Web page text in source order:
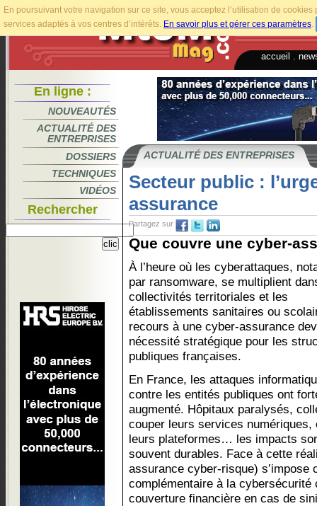
En poursuivant votre navigation sur ce site, vous acceptez l’utilisation de
services adaptés à vos centres d’intérêts. En savoir plus et gérer ces paramètres.
accueil
En ligne :
NOUVEAUTÉS
ACTUALITÉ DES
ENTREPRISES
DOSSIERS
TECHNIQUES
VIDÉOS
Rechercher
ACTUALITÉ DES ENTREPRISES
Secteur public :
assurance
Partagez sur
Que couvre une cyber-
À l’heure où les cyberattaques,
par ransomware, se multiplient
collectivités territoriales et les
établissements sanitaires ou
recours à une cyber-assurance
nécessité stratégique pour les
publiques françaises.
En France, les attaques
contre les entités publiques ont
augmenté. Hôpitaux paralysés,
couper leurs services numériques,
leurs plateformes… les impacts
souvent durables. Face à cette
assurance cyber-risque) s’impose
complémentaire à la cybersécurité
couverture financière en cas de